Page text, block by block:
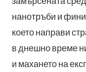
нанотръби и
което направи
в днешно време
и махането на